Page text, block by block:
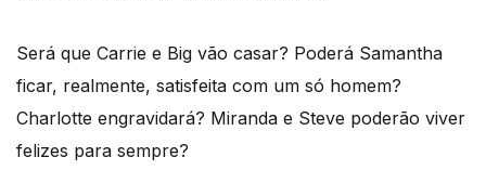
Será que Carrie e Big vão casar? Poderá Samantha
ficar, realmente, satisfeita com um só homem?
Charlotte engravidará? Miranda e Steve poderão viver
felizes para sempre?